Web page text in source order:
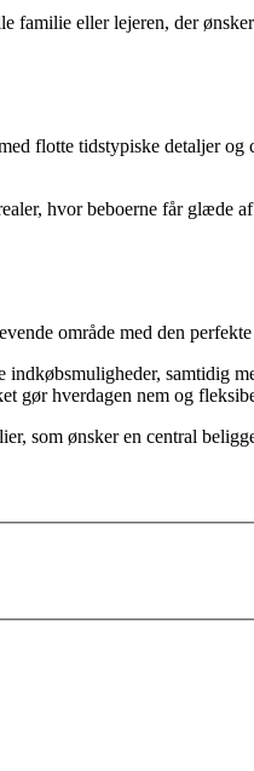
eller lejeren, der
flotte tidstypiske detaljer
hvor beboerne får glæde
område med den
gør hverdagen nem og
som ønsker en central